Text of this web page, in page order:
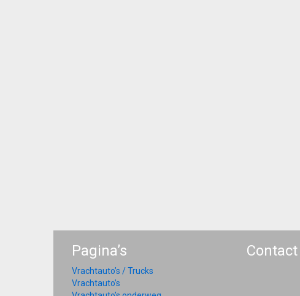
Pagina’s
Vrachtauto’s / Trucks
Vrachtauto’s
Contact